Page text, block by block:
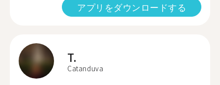
アプリをダウンロードする
T.
Catanduva